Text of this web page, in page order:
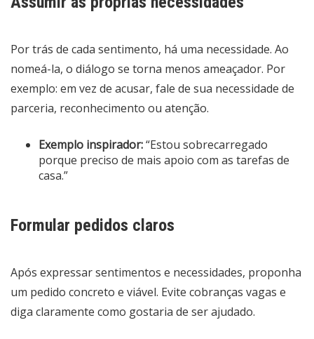
Por trás de cada sentimento, há uma necessidade. Ao
nomeá-la, o diálogo se torna menos ameaçador. Por
exemplo: em vez de acusar, fale de sua necessidade de
parceria, reconhecimento ou atenção.
Exemplo inspirador:“Estou sobrecarregado
porque preciso de mais apoio com as tarefas de
casa.”
Formular pedidos claros
Após expressar sentimentos e necessidades, proponha
um pedido concreto e viável. Evite cobranças vagas e
diga claramente como gostaria de ser ajudado.